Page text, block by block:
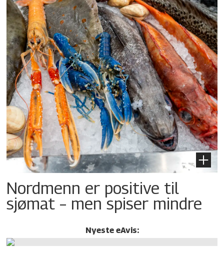
Nordmenn er positive til
sjømat – men spiser mindre
Nyeste eAvis: